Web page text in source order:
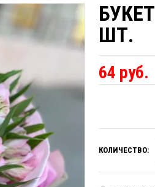
ШТ.
64 руб.
КОЛИЧЕСТВО: